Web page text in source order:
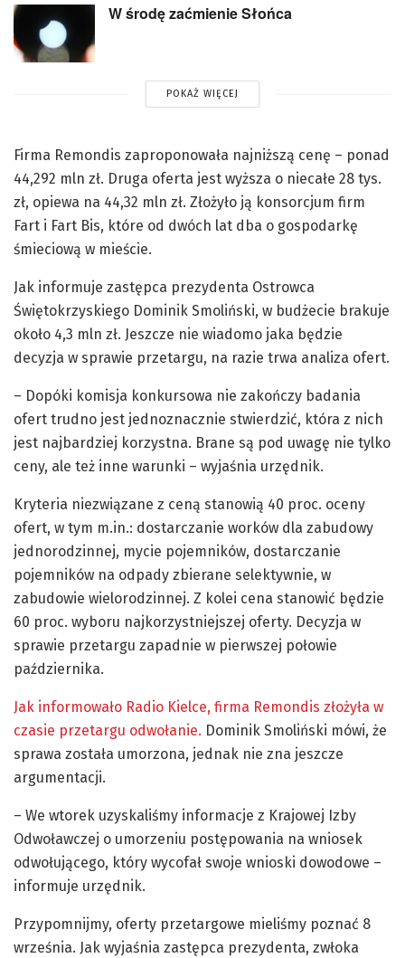
W środę zaćmienie Słońca
POKAŻ WIĘCEJ
Firma Remondis zaproponowała najniższą cenę – ponad
44,292 mln zł. Druga oferta jest wyższa o niecałe 28 tys.
zł, opiewa na 44,32 mln zł. Złożyło ją konsorcjum firm
Fart i Fart Bis, które od dwóch lat dba o gospodarkę
śmieciową w mieście.
Jak informuje zastępca prezydenta Ostrowca
Świętokrzyskiego Dominik Smoliński, w budżecie brakuje
około 4,3 mln zł. Jeszcze nie wiadomo jaka będzie
decyzja w sprawie przetargu, na razie trwa analiza ofert.
– Dopóki komisja konkursowa nie zakończy badania
ofert trudno jest jednoznacznie stwierdzić, która z nich
jest najbardziej korzystna. Brane są pod uwagę nie tylko
ceny, ale też inne warunki – wyjaśnia urzędnik.
Kryteria niezwiązane z ceną stanowią 40 proc. oceny
ofert, w tym m.in.: dostarczanie worków dla zabudowy
jednorodzinnej, mycie pojemników, dostarczanie
pojemników na odpady zbierane selektywnie, w
zabudowie wielorodzinnej. Z kolei cena stanowić będzie
60 proc. wyboru najkorzystniejszej oferty. Decyzja w
sprawie przetargu zapadnie w pierwszej połowie
października.
Jak informowało Radio Kielce, firma Remondis złożyła w
czasie przetargu odwołanie. Dominik Smoliński mówi, że
sprawa została umorzona, jednak nie zna jeszcze
argumentacji.
– We wtorek uzyskaliśmy informacje z Krajowej Izby
Odwoławczej o umorzeniu postępowania na wniosek
odwołującego, który wycofał swoje wnioski dowodowe –
informuje urzędnik.
Przypomnijmy, oferty przetargowe mieliśmy poznać 8
września. Jak wyjaśnia zastępca prezydenta, zwłoka